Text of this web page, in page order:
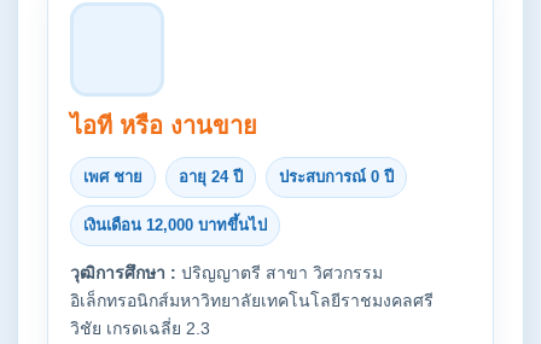
ไอที หรือ งานขาย
เพศ ชาย อายุ 24 ปี ประสบการณ์ 0 ปี
เงินเดือน 12,000 บาทขึ้นไป
วุฒิการศึกษา : ปริญญาตรี สาขา วิศวกรรม
อิเล็กทรอนิกส์มหาวิทยาลัยเทคโนโลยีราชมงคลศรี
วิชัย เกรดเฉลี่ย 2.3